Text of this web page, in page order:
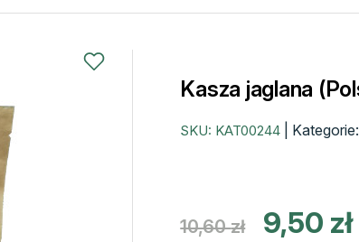
Kasza jaglana
SKU: KAT00244 Kategorie:
10,60zł
Pierwotna
cena
9,50 zł